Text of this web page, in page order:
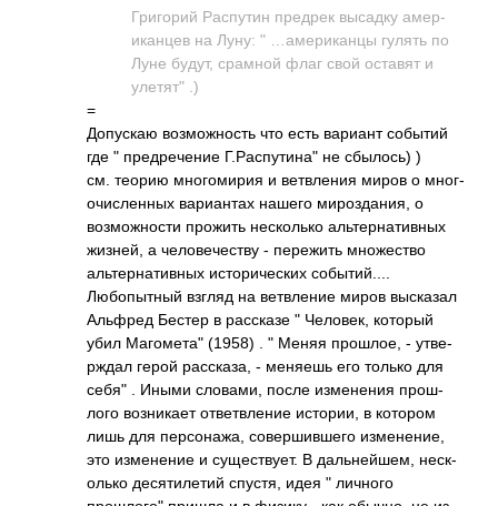
Григ­орий Расп­утин предрек высадку амер­
икан­цев на Луну: " …аме­рика­нцы гулять по
Луне будут, срамной флаг свой оставят и
улетят" .)
=
Допу­скаю возм­ожно­сть что есть вариант событий
где " пред­рече­ние Г.Распутина" не сбыл­ось) )
см. теорию мног­омирия и ветв­ления миров о мног­
очис­ленных вари­антах нашего миро­здан­ия, о
возм­ожно­сти прожить неск­олько альт­ерна­тивных
жизней, а чело­вече­ству - пере­жить множ­ество
альт­ерна­тивных исто­риче­ских собы­тий.­...
Любо­пытный взгляд на ветв­ление миров выск­азал
Альфред Бестер в расс­казе " Чело­век, который
убил Магомета" (1958) . " Меняя прош­лое, - утве­
рждал герой расс­каза, - меняешь его только для
себя" . Иными слов­ами, после изме­нения прош­
лого возн­икает отве­твле­ние исто­рии, в котором
лишь для перс­онажа, сове­ршив­шего изме­нение,
это изме­нение и суще­ству­ет. В даль­нейш­ем, неск­
олько деся­тиле­тий спустя, идея " личного